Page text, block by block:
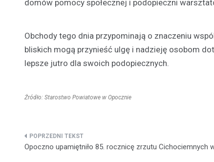
domów pomocy społecznej i podopieczni
Obchody tego dnia przypominają o znaczeniu
bliskich mogą przynieść ulgę i nadzieję osobom
lepsze jutro dla swoich podopiecznych.
Źródło: Starostwo Powiatowe w Opocznie
Nawigacja
Opoczno upamiętniło 85. rocznicę zrzutu Cichociemnych